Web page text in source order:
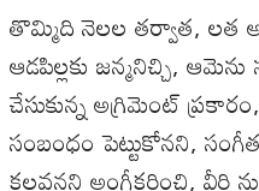
తొమ్మిదినెలల తర్వాత, లత
ఆడపిల్లకు జన్మనిచ్చి, ఆమెను
చేసుకున్నఅగ్రిమెంట్ప్రకారం,
సంబంధం పెట్టుకోనని, సంగీత
కలవనని అంగీకరించి, వీరి